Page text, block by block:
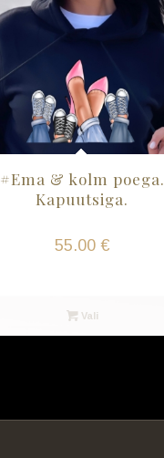
#Ema & kolm poega.
Kapuutsiga.
55.00 €
Vali